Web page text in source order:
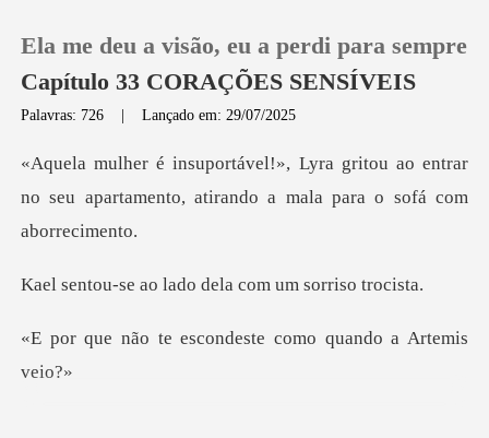
0
Loja
Histórico
Sair
Ela me deu a visão, eu a perdi para sempre
Capítulo 33 CORAÇÕES SENSÍVEIS
Palavras: 726 |Lançado em: 29/07/2025
itou ao entrar
no seu apartamento, atira
lado dela com um
scondeste como quan